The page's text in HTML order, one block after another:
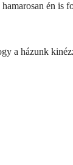
én is
a házunk